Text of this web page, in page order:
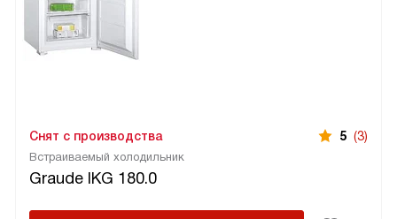
Встраиваемый холодильник
Graude IKG 180.0
Снят с производства 5 (3)